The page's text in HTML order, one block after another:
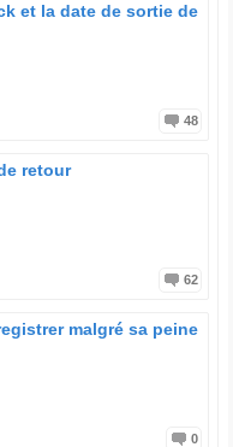
et la date de sortie de
48
retour
62
malgré sa peine
0